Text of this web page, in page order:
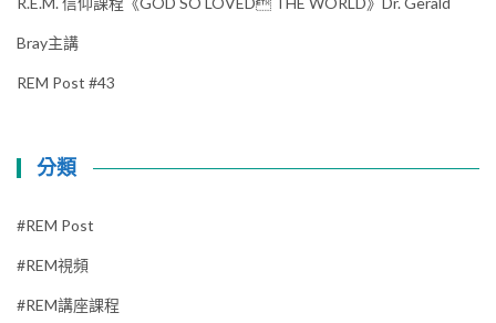
Bray主講
REM Post #43
分類
#REM Post
#REM視頻
#REM講座課程